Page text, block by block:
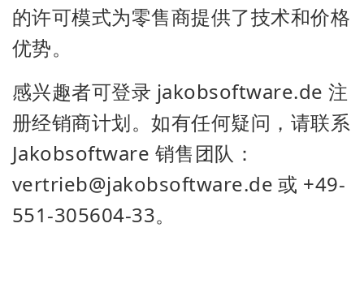
的许可模式为零售商提供了技术和价格
优势。
感兴趣者可登录 jakobsoftware.de 注
册经销商计划。如有任何疑问，请联系
Jakobsoftware 销售团队：
vertrieb@jakobsoftware.de 或 +49-
551-305604-33。